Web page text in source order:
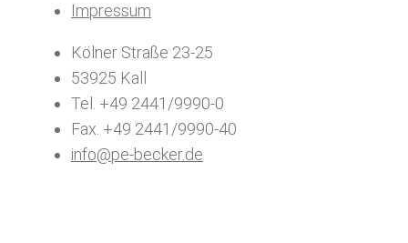
Impressum
Kölner Straße 23-25
53925 Kall
Tel. +49 2441/9990-0
Fax. +49 2441/9990-40
info@pe-becker.de